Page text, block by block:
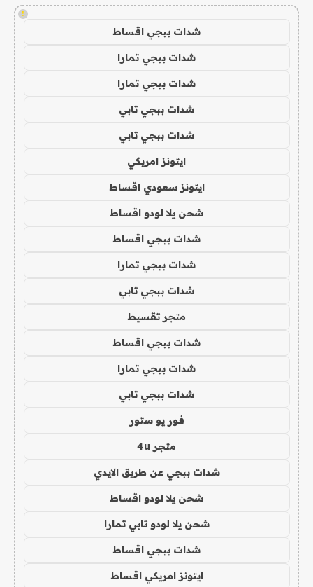
!
شدات ببجي اقساط
شدات ببجي تمارا
شدات ببجي تمارا
شدات ببجي تابي
شدات ببجي تابي
ايتونز امريكي
ايتونز سعودي اقساط
شحن يلا لودو اقساط
شدات ببجي اقساط
شدات ببجي تمارا
شدات ببجي تابي
متجر تقسيط
شدات ببجي اقساط
شدات ببجي تمارا
شدات ببجي تابي
فور يو ستور
متجر 4u
شدات ببجي عن طريق الايدي
شحن يلا لودو اقساط
شحن يلا لودو تابي تمارا
شدات ببجي اقساط
ايتونز امريكي اقساط